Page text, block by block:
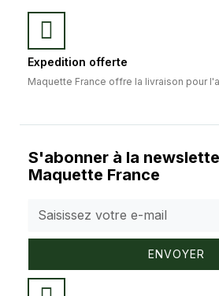
Expedition offerte
Maquette France offre la livraison pour
S'abonner à la
Maquette France
ENVOYER